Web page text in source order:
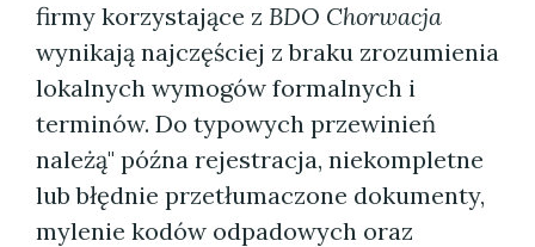
firmy korzystające z BDO Chorwacja
wynikają najczęściej z braku zrozumienia
lokalnych wymogów formalnych i
terminów. Do typowych przewinień
należą" późna rejestracja, niekompletne
lub błędnie przetłumaczone dokumenty,
mylenie kodów odpadowych oraz